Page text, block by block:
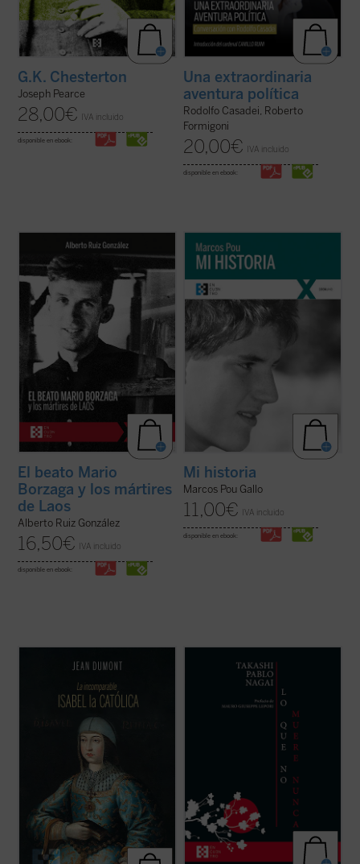
G.K. Chesterton
Joseph Pearce
28,00€ IVA incluido
disponible en ebook:
Una extraordinaria
aventura política
Rodolfo Casadei, Roberto
Formigoni
20,00€ IVA incluido
disponible en ebook:
Mario Borzaga, natural de Trento, había
llegado a Laos en 1957, recién ordenado
sacerdote. Fue martirizado poco después,
en 1960, a sus 27 años. Escribió un
precioso diario que da voz a su vocación de
misionero oblato, que ilumina la ...
(ver
ficha)
El beato Mario
Borzaga y los mártires
de Laos
Alberto Ruiz González
16,50€ IVA incluido
disponible en ebook:
«Es algo extraño hablar de 'mi historia'
puesto que lo único interesante en ella, lo
único que la salva de ser una historia
en mi vida. Por lo tanto, es más bien la
historia de lo que Cristo ha hecho ...(ver
Mi historia
Marcos Pou Gallo
11,00€ IVA incluido
disponible en ebook:
Dumont nos sumerge en la época de Isabel
inteligencia, astucia y determinación, que
supo afrontar los desafíos de su época y
de Takashi Nagai, en la que el autor recorre
su vida, desde la infancia hasta el día de la
explosión de la bomba atómica, captando
los numerosos acontecimientos que se